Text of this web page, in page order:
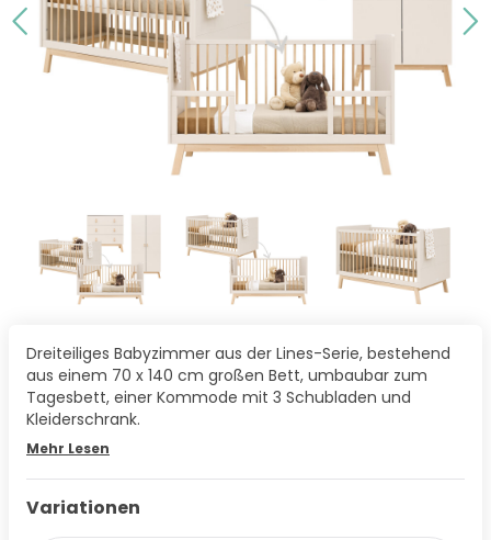
Dreiteiliges Babyzimmer aus der Lines-Serie, bestehend
aus einem 70 x 140 cm großen Bett, umbaubar zum
Tagesbett, einer Kommode mit 3 Schubladen und
Kleiderschrank.
Mehr Lesen
Variationen